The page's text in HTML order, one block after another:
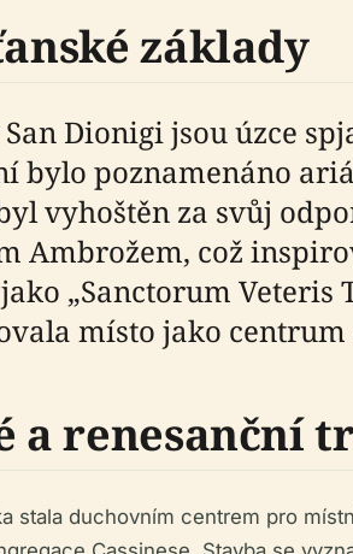
základy
Dionigi jsou úzce
bylo poznamenáno
byl vyhoštěn za svůj
Ambrožem, což
„Sanctorum
místo jako
a renesanční
stala duchovním centrem pro